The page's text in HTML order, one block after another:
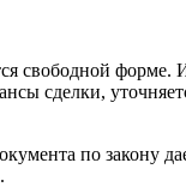
свободной
сделки,
по закону